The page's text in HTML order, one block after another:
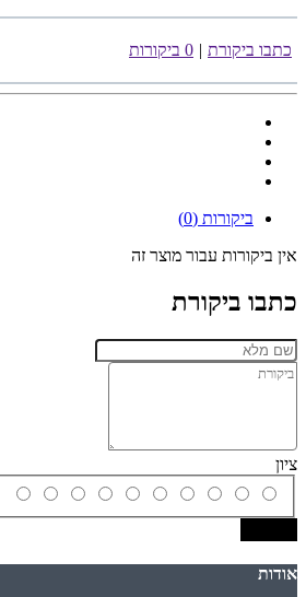
כתבו ביקורת | 0 ביקורות
ביקורות (0)
אין ביקורות עבור מוצר זה
כתבו ביקורת
ציון
אודות